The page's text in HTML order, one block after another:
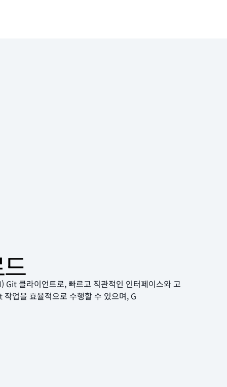
클라이언트로, 빠르고 직관적인 인터페이스와 고
업을 효율적으로 수행할 수 있으며, G